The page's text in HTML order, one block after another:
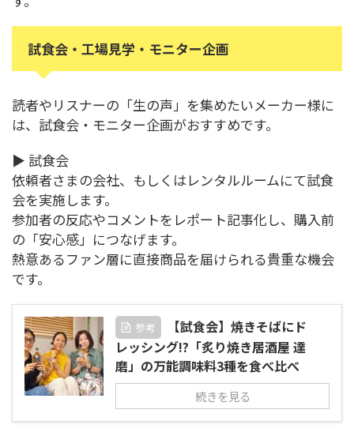
試食会・工場見学・モニター企画
読者やリスナーの「生の声」を集めたいメーカー様に
は、試食会・モニター企画がおすすめです。
▶ 試食会
依頼者さまの会社、もしくはレンタルルームにて試食
会を実施します。
参加者の反応やコメントをレポート記事化し、購入前
の「安心感」につなげます。
熱意あるファン層に直接商品を届けられる貴重な機会
です。
参考
【試食会】焼きそばにド
レッシング!?「炙り焼き居酒屋 達
磨」の万能調味料3種を食べ比べ
続きを見る